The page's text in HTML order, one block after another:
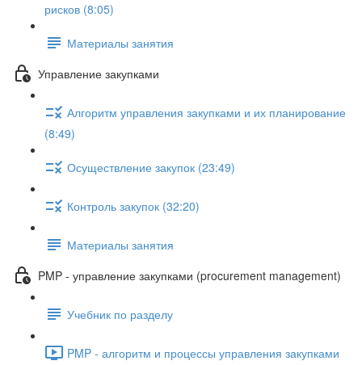
рисков (8:05)
Материалы занятия
Управление закупками
Алгоритм управления закупками и их планирование
(8:49)
Осуществление закупок (23:49)
Контроль закупок (32:20)
Материалы занятия
PMP - управление закупками (procurement management)
Учебник по разделу
PMP - алгоритм и процессы управления закупками